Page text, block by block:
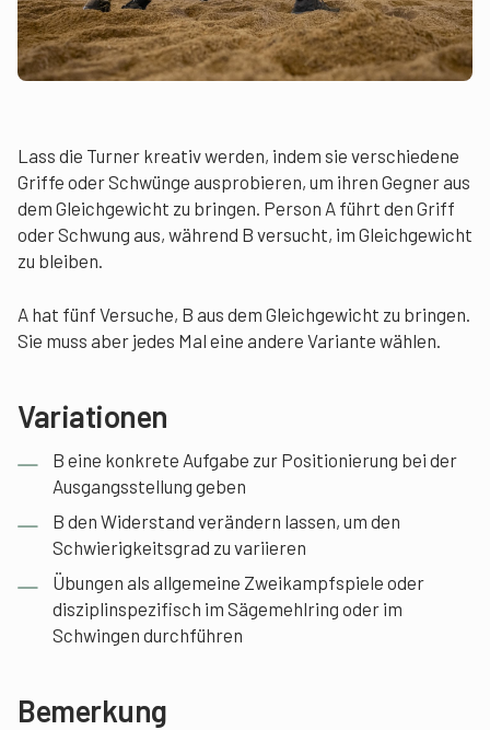
Lass die Turner kreativ werden, indem sie verschiedene
Griffe oder Schwünge ausprobieren, um ihren Gegner aus
dem Gleichgewicht zu bringen. Person A führt den Griff
oder Schwung aus, während B versucht, im Gleichgewicht
zu bleiben.
A hat fünf Versuche, B aus dem Gleichgewicht zu bringen.
Sie muss aber jedes Mal eine andere Variante wählen.
Variationen
B eine konkrete Aufgabe zur Positionierung bei der
Ausgangsstellung geben
B den Widerstand verändern lassen, um den
Schwierigkeitsgrad zu variieren
Übungen als allgemeine Zweikampfspiele oder
disziplinspezifisch im Sägemehlring oder im
Schwingen durchführen
Bemerkung